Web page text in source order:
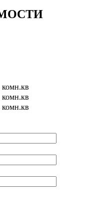
комн.кв
комн.кв
комн.кв